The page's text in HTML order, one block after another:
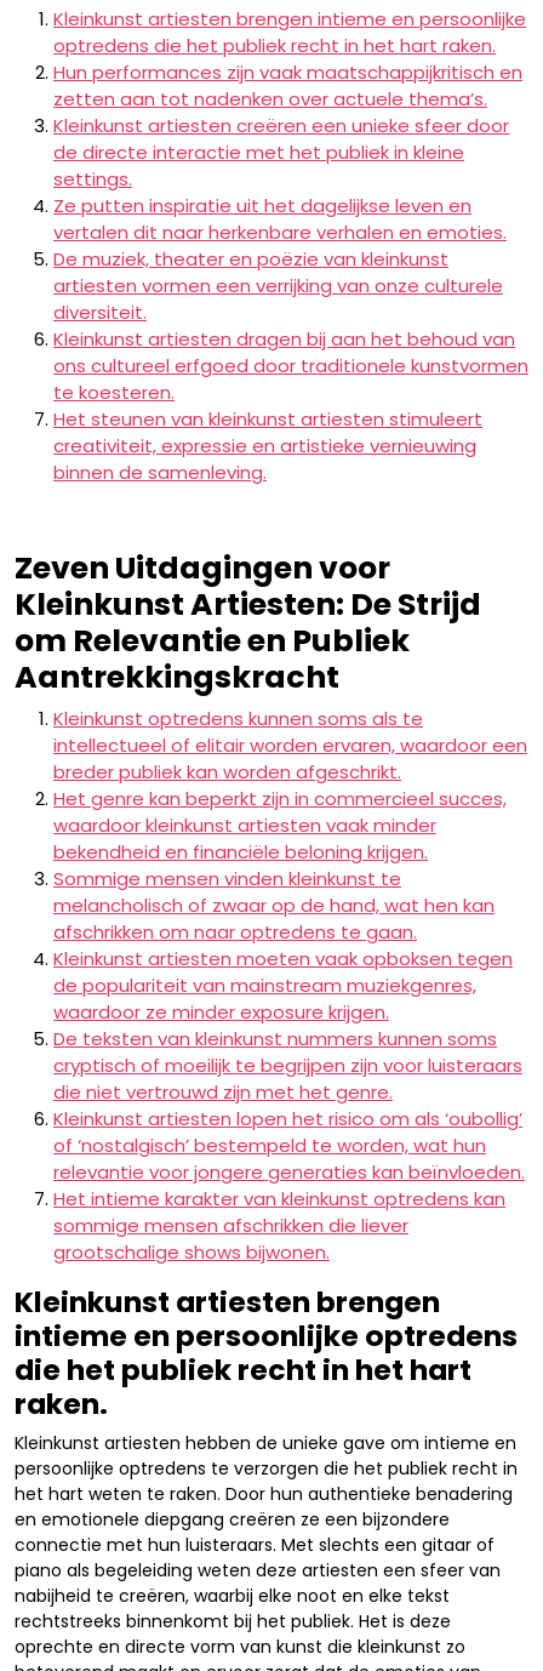
Kleinkunst artiesten brengen intieme en persoonlijke
optredens die het publiek recht in het hart raken.
Hun performances zijn vaak maatschappijkritisch en
zetten aan tot nadenken over actuele thema’s.
Kleinkunst artiesten creëren een unieke sfeer door
de directe interactie met het publiek in kleine
settings.
Ze putten inspiratie uit het dagelijkse leven en
vertalen dit naar herkenbare verhalen en emoties.
De muziek, theater en poëzie van kleinkunst
artiesten vormen een verrijking van onze culturele
diversiteit.
Kleinkunst artiesten dragen bij aan het behoud van
ons cultureel erfgoed door traditionele kunstvormen
te koesteren.
Het steunen van kleinkunst artiesten stimuleert
creativiteit, expressie en artistieke vernieuwing
binnen de samenleving.
Zeven Uitdagingen voor
Kleinkunst Artiesten: De Strijd
om Relevantie en Publiek
Aantrekkingskracht
Kleinkunst optredens kunnen soms als te
intellectueel of elitair worden ervaren, waardoor een
breder publiek kan worden afgeschrikt.
Het genre kan beperkt zijn in commercieel succes,
waardoor kleinkunst artiesten vaak minder
bekendheid en financiële beloning krijgen.
Sommige mensen vinden kleinkunst te
melancholisch of zwaar op de hand, wat hen kan
afschrikken om naar optredens te gaan.
Kleinkunst artiesten moeten vaak opboksen tegen
de populariteit van mainstream muziekgenres,
waardoor ze minder exposure krijgen.
De teksten van kleinkunst nummers kunnen soms
cryptisch of moeilijk te begrijpen zijn voor luisteraars
die niet vertrouwd zijn met het genre.
Kleinkunst artiesten lopen het risico om als ‘oubollig’
of ‘nostalgisch’ bestempeld te worden, wat hun
relevantie voor jongere generaties kan beïnvloeden.
Het intieme karakter van kleinkunst optredens kan
sommige mensen afschrikken die liever
grootschalige shows bijwonen.
Kleinkunst artiesten brengen
intieme en persoonlijke optredens
die het publiek recht in het hart
raken.
Kleinkunst artiesten hebben de unieke gave om intieme en
persoonlijke optredens te verzorgen die het publiek recht in
het hart weten te raken. Door hun authentieke benadering
en emotionele diepgang creëren ze een bijzondere
connectie met hun luisteraars. Met slechts een gitaar of
piano als begeleiding weten deze artiesten een sfeer van
nabijheid te creëren, waarbij elke noot en elke tekst
rechtstreeks binnenkomt bij het publiek. Het is deze
oprechte en directe vorm van kunst die kleinkunst zo